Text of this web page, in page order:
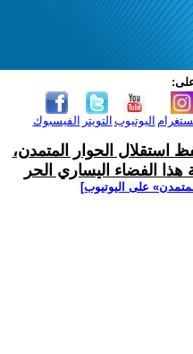
على:
الفيسبوك التويتر اليوتيوب
استقلال الحوار المتمدن،
الفضاء اليساري الحر
على اليوتيوب]